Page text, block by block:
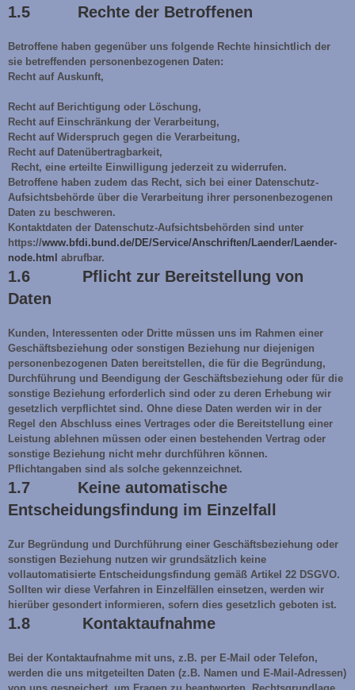
1.5 Rechte der Betroffenen
Betroffene haben gegenüber uns folgende Rechte hinsichtlich der
sie betreffenden personenbezogenen Daten:
Recht auf Auskunft,
Recht auf Berichtigung oder Löschung,
Recht auf Einschränkung der Verarbeitung,
Recht auf Widerspruch gegen die Verarbeitung,
Recht auf Datenübertragbarkeit,
Recht, eine erteilte Einwilligung jederzeit zu widerrufen.
Betroffene haben zudem das Recht, sich bei einer Datenschutz-
Aufsichtsbehörde über die Verarbeitung ihrer personenbezogenen
Daten zu beschweren.
Kontaktdaten der Datenschutz-Aufsichtsbehörden sind unter
https://www.bfdi.bund.de/DE/Service/Anschriften/Laender/Laender-
node.html abrufbar.
1.6 Pflicht zur Bereitstellung von
Daten
Kunden, Interessenten oder Dritte müssen uns im Rahmen einer
Geschäftsbeziehung oder sonstigen Beziehung nur diejenigen
personenbezogenen Daten bereitstellen, die für die Begründung,
Durchführung und Beendigung der Geschäftsbeziehung oder für die
sonstige Beziehung erforderlich sind oder zu deren Erhebung wir
gesetzlich verpflichtet sind. Ohne diese Daten werden wir in der
Regel den Abschluss eines Vertrages oder die Bereitstellung einer
Leistung ablehnen müssen oder einen bestehenden Vertrag oder
sonstige Beziehung nicht mehr durchführen können.
Pflichtangaben sind als solche gekennzeichnet.
1.7 Keine automatische
Entscheidungsfindung im Einzelfall
Zur Begründung und Durchführung einer Geschäftsbeziehung oder
sonstigen Beziehung nutzen wir grundsätzlich keine
vollautomatisierte Entscheidungsfindung gemäß Artikel 22 DSGVO.
Sollten wir diese Verfahren in Einzelfällen einsetzen, werden wir
hierüber gesondert informieren, sofern dies gesetzlich geboten ist.
1.8 Kontaktaufnahme
Bei der Kontaktaufnahme mit uns, z.B. per E-Mail oder Telefon,
werden die uns mitgeteilten Daten (z.B. Namen und E-Mail-Adressen)